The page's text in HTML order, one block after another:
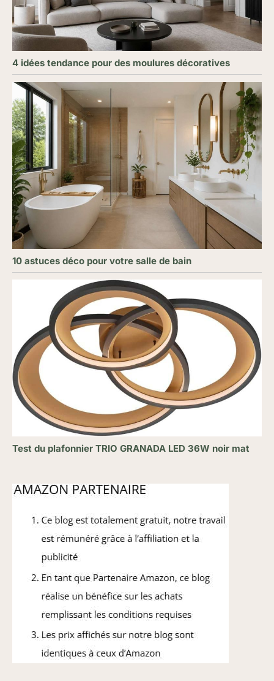
4 idées tendance pour des moulures décoratives
10 astuces déco pour votre salle de bain
Test du plafonnier TRIO GRANADA LED 36W noir mat